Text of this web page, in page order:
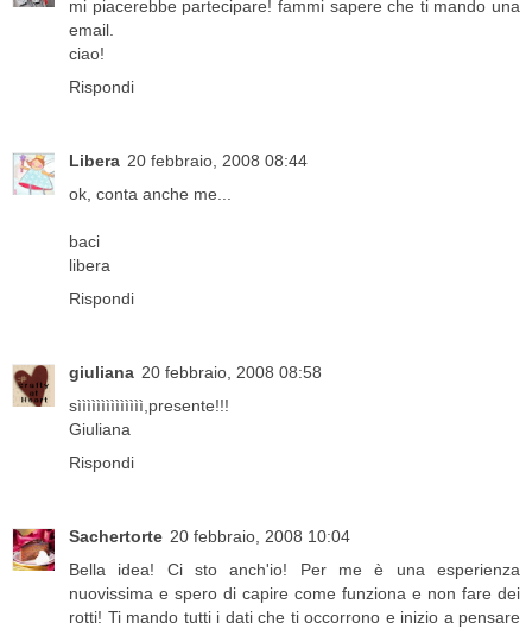
mi piacerebbe partecipare! fammi sapere che ti mando una
email.
ciao!
Rispondi
Libera 20 febbraio, 2008 08:44
ok, conta anche me...
baci
libera
Rispondi
giuliana 20 febbraio, 2008 08:58
sìììììììììììììì,presente!!!
Giuliana
Rispondi
Sachertorte 20 febbraio, 2008 10:04
Bella idea! Ci sto anch'io! Per me è una esperienza
nuovissima e spero di capire come funziona e non fare dei
rotti! Ti mando tutti i dati che ti occorrono e inizio a pensare